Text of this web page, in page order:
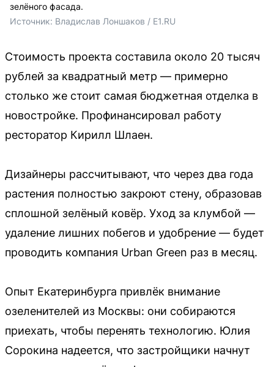
зелёного фасада.
Источник: Владислав Лоншаков / E1.RU
Стоимость проекта составила около 20 тысяч
рублей за квадратный метр — примерно
столько же стоит самая бюджетная отделка в
новостройке. Профинансировал работу
ресторатор Кирилл Шлаен.
Дизайнеры рассчитывают, что через два года
растения полностью закроют стену, образовав
сплошной зелёный ковёр. Уход за клумбой —
удаление лишних побегов и удобрение — будет
проводить компания Urban Green раз в месяц.
Опыт Екатеринбурга привлёк внимание
озеленителей из Москвы: они собираются
приехать, чтобы перенять технологию. Юлия
Сорокина надеется, что застройщики начнут